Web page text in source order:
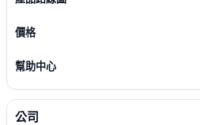
價格
幫助中心
公司